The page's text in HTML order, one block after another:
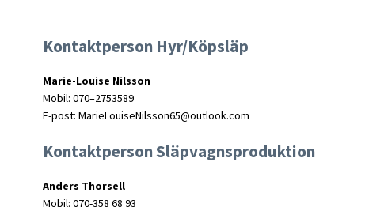
Kontaktperson Hyr/Köpsläp
Marie-Louise Nilsson
Mobil: 070–2753589
E-post: MarieLouiseNilsson65@outlook.com
Kontaktperson Släpvagnsproduktion
Anders Thorsell
Mobil: 070-358 68 93